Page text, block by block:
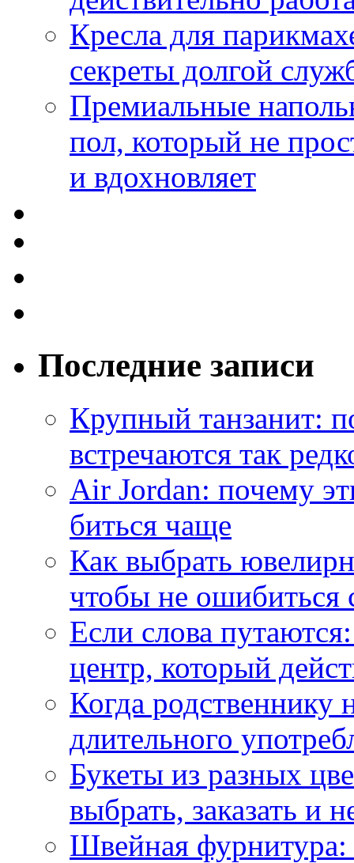
Кресла для
секреты долгой
Премиальные
пол, который не
и вдохновляет
Последние записи
Крупный танзанит:
встречаются так
Air Jordan: почему
биться чаще
Как выбрать
чтобы не ошибиться
Если слова
центр, который
Когда
длительного
Букеты из разных
выбрать, заказать и
Швейная фурнитура: